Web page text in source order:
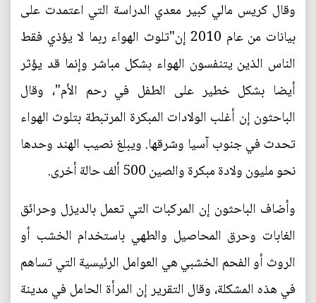
وقال كريس مالي كبير معدي الدراسة التي اعتمدت على
بيانات من عام 2010 إن"تلوث الهواء ربما لا يؤذي فقط
الناس الذين يتنفسون الهواء بشكل مباشر وإنما قد يؤثر
أيضا بشكل خطير على الطفل في رحم الأم"، وقال
الباحثون إن أغلب الولادات المبكرة المرتبطة بتلوث الهواء
تحدث في جنوب آسيا وشرقها. ويبلغ نصيب الهند وحدها
نحو مليون ولادة مبكرة والصين 500 ألف حالة أخرى.
وأضاف الباحثون إن المركبات التي تعمل بالديزل وحرائق
الغابات وحرق المحاصيل والطهي باستخدام الخشب أو
الروث أو الفحم الخشبي هي العوامل الرئيسية التي تساهم
في هذه المشكلة، وقال التقرير إن المرأة الحامل في مدينة